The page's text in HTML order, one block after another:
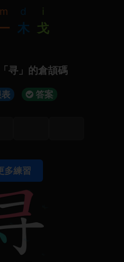
m d
木
i
戈
寻」的倉頡碼
答案
多練習